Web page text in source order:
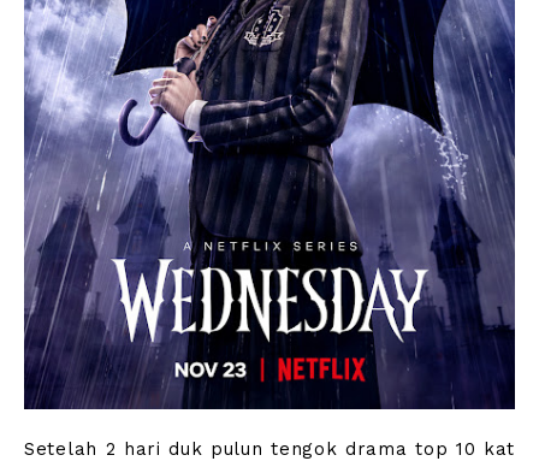
Setelah 2 hari duk pulun tengok drama top 10 kat